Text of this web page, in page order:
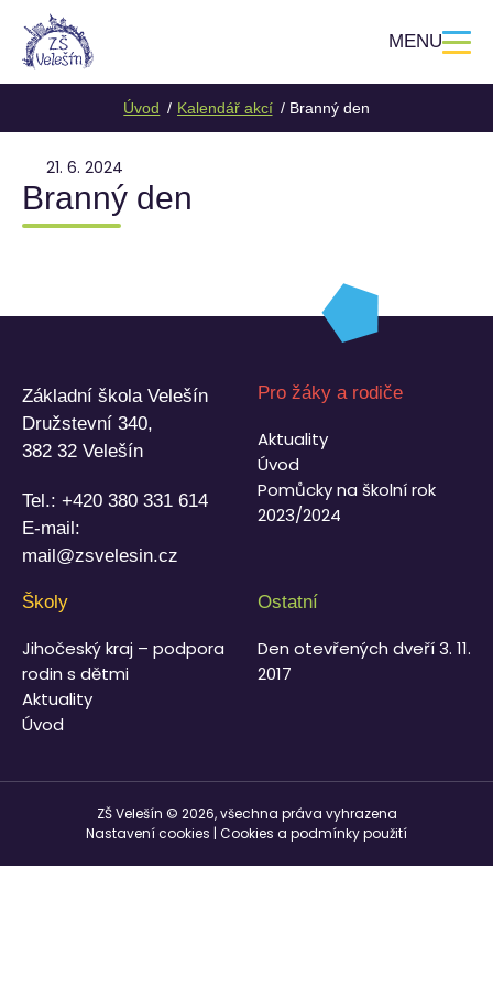
MENU
Úvod Kalendář akcí Branný den
21. 6. 2024
Branný den
Základní škola Velešín
Družstevní 340,
382 32 Velešín
Tel.: +420 380 331 614
E-mail:
mail@zsvelesin.cz
Pro žáky a rodiče
Aktuality
Úvod
Pomůcky na školní rok
2023/2024
Školy
Jihočeský kraj – podpora
rodin s dětmi
Aktuality
Úvod
Ostatní
Den otevřených dveří 3. 11.
2017
ZŠ Velešín © 2026, všechna práva vyhrazena
Nastavení cookies Cookies a podmínky použití